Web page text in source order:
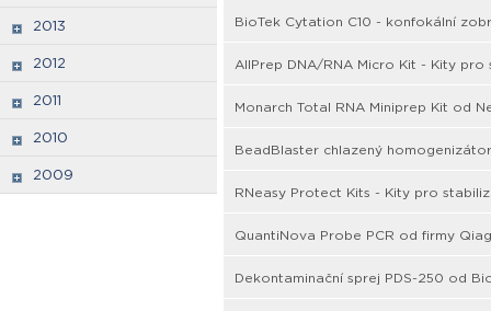
2013
2012
2011
2010
2009
BioTek Cytation C10 - konfokální
AllPrep DNA/RNA Micro Kit - Kity
Monarch Total RNA Miniprep Kit od
BeadBlaster chlazený
RNeasy Protect Kits - Kity pro
QuantiNova Probe PCR od firmy
Dekontaminační sprej PDS-250 od